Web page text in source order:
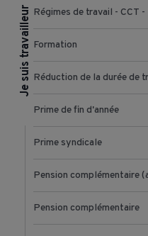
Je suis travailleur Régimes de travail - CCT -
Formation
Réduction de la durée de
Prime de fin d'année
Prime syndicale
Pension complémentaire
Pension complémentaire